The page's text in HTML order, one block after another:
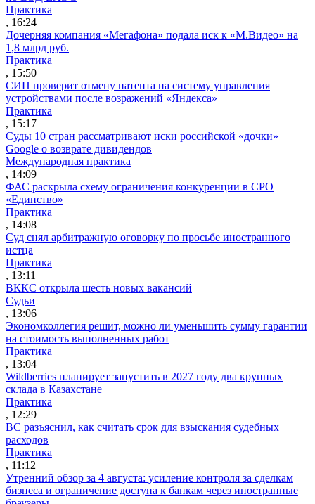
Практика
, 16:24
Дочерняя компания «Мегафона» подала иск к «М.Видео» на
1,8 млрд руб.
Практика
, 15:50
СИП проверит отмену патента на систему управления
устройствами после возражений «Яндекса»
Практика
, 15:17
Суды 10 стран рассматривают иски российской «дочки»
Google о возврате дивидендов
Международная практика
, 14:09
ФАС раскрыла схему ограничения конкуренции в СРО
«Единство»
Практика
, 14:08
Суд снял арбитражную оговорку по просьбе иностранного
истца
Практика
, 13:11
ВККС открыла шесть новых вакансий
Судьи
, 13:06
Экономколлегия решит, можно ли уменьшить сумму гарантии
на стоимость выполненных работ
Практика
, 13:04
Wildberries планирует запустить в 2027 году два крупных
склада в Казахстане
Практика
, 12:29
ВС разъяснил, как считать срок для взыскания судебных
расходов
Практика
, 11:12
Утренний обзор за 4 августа: усиление контроля за сделкам
бизнеса и ограничение доступа к банкам через иностранные